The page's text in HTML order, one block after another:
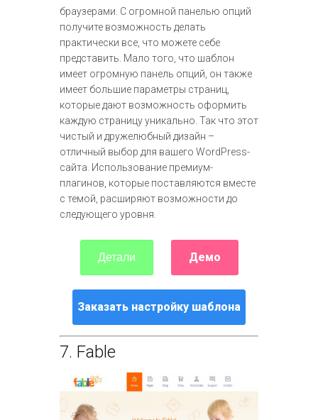
браузерами. С огромной панелью опций
получите возможность делать
практически все, что можете себе
представить. Мало того, что шаблон
имеет огромную панель опций, он также
имеет большие параметры страниц,
которые дают возможность оформить
каждую страницу уникально. Так что этот
чистый и дружелюбный дизайн –
отличный выбор для вашего WordPress-
сайта. Использование премиум-
плагинов, которые поставляются вместе
с темой, расширяют возможности до
следующего уровня.
Детали Демо
Заказать настройку шаблона
7. Fable